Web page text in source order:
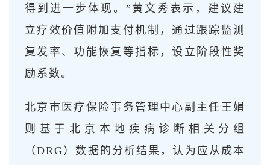
得到进一步体现。”黄文秀表示，建议建
立疗效价值附加支付机制，通过跟踪监测
复发率、功能恢复等指标，设立阶段性奖
励系数。
北京市医疗保险事务管理中心副主任王娟
则基于北京本地疾病诊断相关分组
（DRG）数据的分析结果，认为应从成本